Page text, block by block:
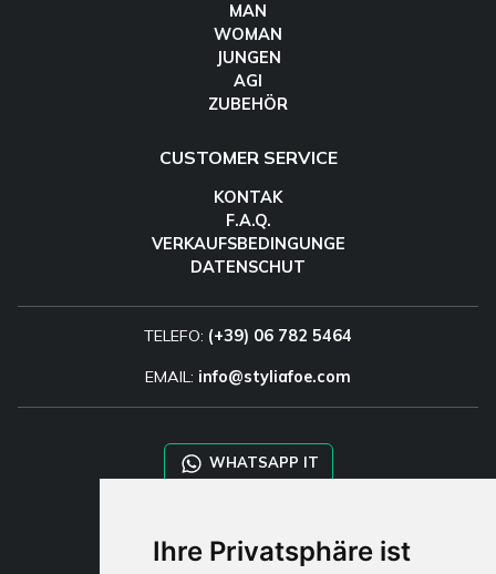
Ihre Privatsphäre ist
MAN
WOMAN
JUNGEN
AGI
ZUBEHÖR
CUSTOMER SERVICE
KONTAK
F.A.Q.
VERKAUFSBEDINGUNGE
DATENSCHUT
TELEFO: (+39) 06 782 5464
EMAIL: info@styliafoe.com
WHATSAPP IT